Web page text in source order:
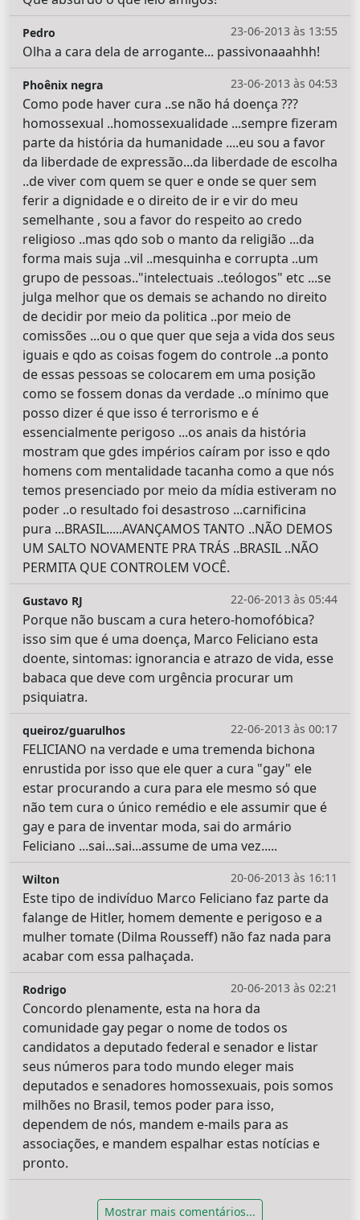
23-06-2013 às 13:55
Pedro
Olha a cara dela de arrogante... passivonaaahhh!
23-06-2013 às 04:53
Phoênix negra
Como pode haver cura ..se não há doença ???
homossexual ..homossexualidade ...sempre fizeram
parte da história da humanidade ....eu sou a favor
da liberdade de expressão...da liberdade de escolha
..de viver com quem se quer e onde se quer sem
ferir a dignidade e o direito de ir e vir do meu
semelhante , sou a favor do respeito ao credo
religioso ..mas qdo sob o manto da religião ...da
forma mais suja ..vil ..mesquinha e corrupta ..um
grupo de pessoas.."intelectuais ..teólogos" etc ...se
julga melhor que os demais se achando no direito
de decidir por meio da politica ..por meio de
comissões ...ou o que quer que seja a vida dos seus
iguais e qdo as coisas fogem do controle ..a ponto
de essas pessoas se colocarem em uma posição
como se fossem donas da verdade ..o mínimo que
posso dizer é que isso é terrorismo e é
essencialmente perigoso ...os anais da história
mostram que gdes impérios caíram por isso e qdo
homens com mentalidade tacanha como a que nós
temos presenciado por meio da mídia estiveram no
poder ..o resultado foi desastroso ...carnificina
pura ...BRASIL.....AVANÇAMOS TANTO ..NÃO DEMOS
UM SALTO NOVAMENTE PRA TRÁS ..BRASIL ..NÃO
PERMITA QUE CONTROLEM VOCÊ.
22-06-2013 às 05:44
Gustavo RJ
Porque não buscam a cura hetero-homofóbica?
isso sim que é uma doença, Marco Feliciano esta
doente, sintomas: ignorancia e atrazo de vida, esse
babaca que deve com urgência procurar um
psiquiatra.
22-06-2013 às 00:17
queiroz/guarulhos
FELICIANO na verdade e uma tremenda bichona
enrustida por isso que ele quer a cura "gay" ele
estar procurando a cura para ele mesmo só que
não tem cura o único remédio e ele assumir que é
gay e para de inventar moda, sai do armário
Feliciano ...sai...sai...assume de uma vez.....
20-06-2013 às 16:11
Wilton
Este tipo de indivíduo Marco Feliciano faz parte da
falange de Hitler, homem demente e perigoso e a
mulher tomate (Dilma Rousseff) não faz nada para
acabar com essa palhaçada.
20-06-2013 às 02:21
Rodrigo
Concordo plenamente, esta na hora da
comunidade gay pegar o nome de todos os
candidatos a deputado federal e senador e listar
seus números para todo mundo eleger mais
deputados e senadores homossexuais, pois somos
milhões no Brasil, temos poder para isso,
dependem de nós, mandem e-mails para as
associações, e mandem espalhar estas notícias e
pronto.
Mostrar mais comentários...